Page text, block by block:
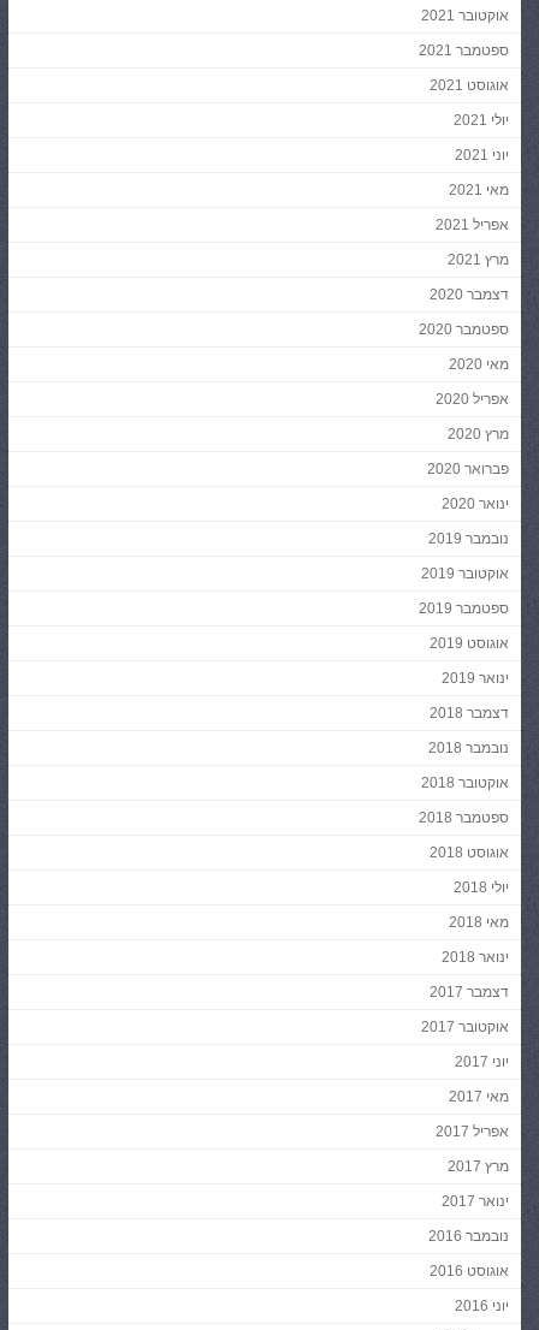
אוקטובר 2021
ספטמבר 2021
אוגוסט 2021
יולי 2021
יוני 2021
מאי 2021
אפריל 2021
מרץ 2021
דצמבר 2020
ספטמבר 2020
מאי 2020
אפריל 2020
מרץ 2020
פברואר 2020
ינואר 2020
נובמבר 2019
אוקטובר 2019
ספטמבר 2019
אוגוסט 2019
ינואר 2019
דצמבר 2018
נובמבר 2018
אוקטובר 2018
ספטמבר 2018
אוגוסט 2018
יולי 2018
מאי 2018
ינואר 2018
דצמבר 2017
אוקטובר 2017
יוני 2017
מאי 2017
אפריל 2017
מרץ 2017
ינואר 2017
נובמבר 2016
אוגוסט 2016
יוני 2016